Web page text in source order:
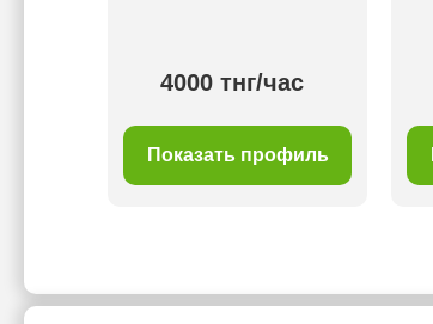
4000 тнг/час
Показать профиль